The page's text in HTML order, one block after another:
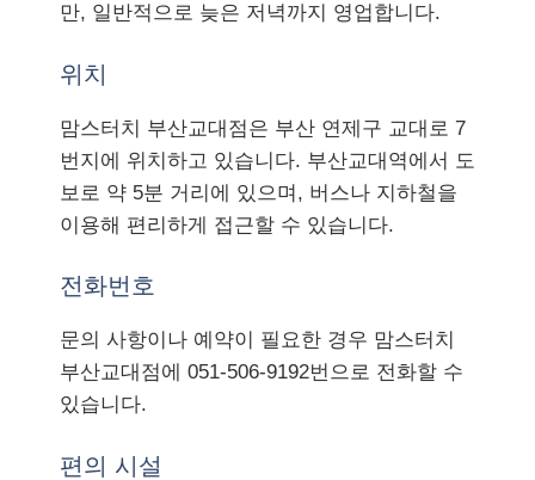
만, 일반적으로 늦은 저녁까지 영업합니다.
위치
맘스터치 부산교대점은 부산 연제구 교대로 7
번지에 위치하고 있습니다. 부산교대역에서 도
보로 약 5분 거리에 있으며, 버스나 지하철을
이용해 편리하게 접근할 수 있습니다.
전화번호
문의 사항이나 예약이 필요한 경우 맘스터치
부산교대점에 051-506-9192번으로 전화할 수
있습니다.
편의 시설